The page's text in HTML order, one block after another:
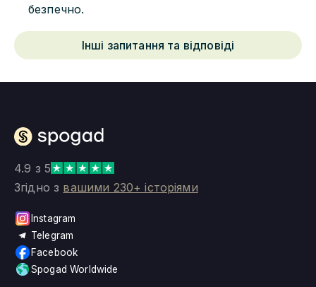
безпечно.
Інші запитання та відповіді
4.9 з 5
Згідно з вашими 230+ історіями
Instagram
Telegram
Facebook
Spogad Worldwide